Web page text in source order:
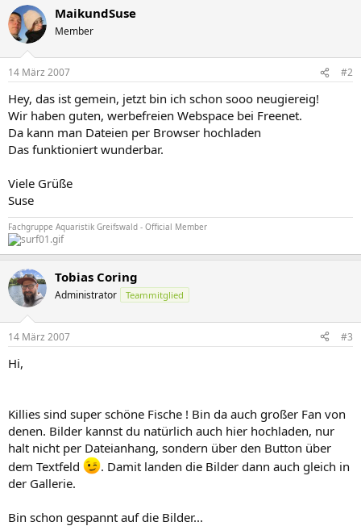
MaikundSuse
Member
14 März 2007 #2
Hey, das ist gemein, jetzt bin ich schon sooo neugiereig!
Wir haben guten, werbefreien Webspace bei Freenet.
Da kann man Dateien per Browser hochladen
Das funktioniert wunderbar.
Viele Grüße
Suse
Fachgruppe Aquaristik Greifswald - Official Member
Tobias Coring
Administrator Teammitglied
14 März 2007 #3
Hi,
Killies sind super schöne Fische ! Bin da auch großer Fan von
denen. Bilder kannst du natürlich auch hier hochladen, nur
halt nicht per Dateianhang, sondern über den Button über
dem Textfeld
. Damit landen die Bilder dann auch gleich in
der Gallerie.
Bin schon gespannt auf die Bilder...